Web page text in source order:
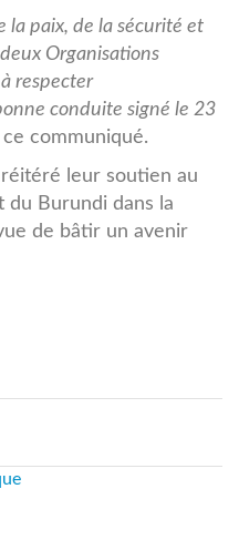
la paix, de la sécurité et
Organisations
respecter
conduite signé le 23
communiqué.
leur soutien au
du Burundi dans la
de bâtir un avenir